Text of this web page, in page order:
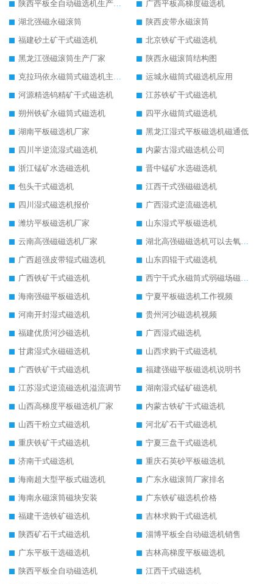
陕西平板全自动磁选机生产厂家
广西平板高梯度磁选机
湖北强磁永磁滚筒
陕西皮带永磁滚筒
福建砂土矿干式磁选机
北京铁矿干式磁选机
黑龙江强磁滚筒生产厂家
陕西永磁滚筒结构图
克拉玛依永磁筒式磁选机主要技术参数
运城永磁筒式磁选机应用
河源精选钨精矿干式磁选机
江苏铁矿干式磁选机
朔州铁矿永磁筒式磁选机
四平永磁筒式磁选机
湖南平板磁选机厂家
黑龙江湿式平板磁选机磁通低
四川半逆流湿式磁选机
内蒙古湿式磁选机公司
浙江锰矿水选磁选机
晋中锰矿水选磁选机
包头干式磁选机
江西干式强磁磁选机
四川湿式磁选机报价
广西湿式逆流磁选机
潍坊平板磁选机厂家
山东湿式平板磁选机
云南高强磁磁选机厂家
湖北高强磁磁选机可以去氧化铝
广西超强皮带辊式磁选机
山东四辊干式磁选机
广西铁矿干式磁选机
西宁干式永磁筒式弱磁场磁选机结构图
海南强磁平板磁选机
宁夏平板磁选机工作视频
河南开封湿式磁选机
贵州河沙磁选机视频
福建优质河沙磁选机
广西湿式磁选机
甘肃湿式永磁磁选机
山西求购干式磁选机
广西铁矿干式磁选机
福建强磁平板磁选机说明书
江苏湿式逆流磁选机溢流调节
湖南湿式锰矿磁选机
山西高梯度平板磁选机厂家
内蒙古铁矿干式磁选机
山西干粉立式磁选机
河北矿石干式磁选机
重庆铁矿干式磁选机
宁夏三盘干式磁选机
济南干式磁选机
重庆石英砂平板磁选机
海南超大型平板式磁选机
广东永磁滚筒厂家排名
海南永磁滚筒磁块安装
广东铁矿磁选机价格
福建干选铁矿磁选机
吉林求购干式磁选机
陕西矿石干式磁选机
淄博平板全自动磁选机销售
广东平板干选磁选机
吉林高梯度平板磁选机
陕西平板全自动磁选机
江西干式磁选机